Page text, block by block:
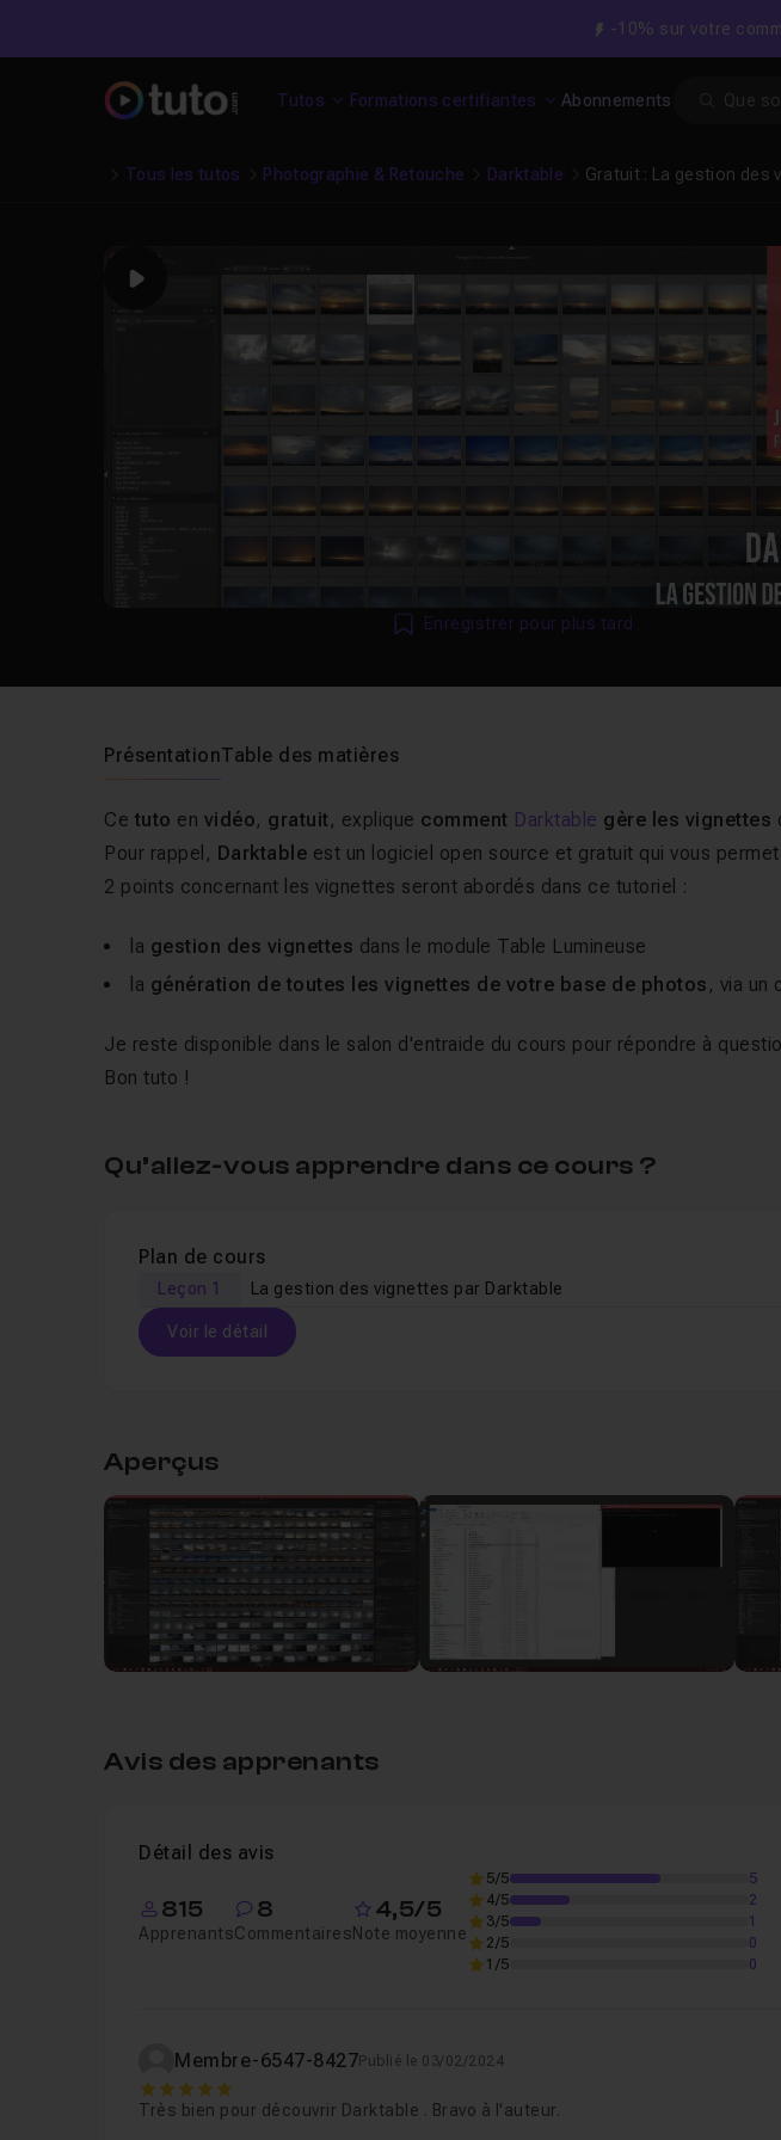
-10% sur votre
Tutos Formations certifiantes Abonnements
Tous les tutos Photographie & Retouche Darktable Gratuit : La gestion des
Play
Enregistrer pour plus tard
PrésentationTable des matières
Ce tuto en vidéo, gratuit , explique comment Darktable gère les vignettes
Pour rappel, Darktable est un logiciel open source et gratuit qui vous
2 points concernant les vignettes seront abordés dans ce tutoriel :
la gestion des vignettes dans le module Table Lumineuse
la génération de toutes les vignettes de votre base de photos , via un
Je reste disponible dans le salon d'entraide du cours pour répondre à
Bon tuto !
Qu’allez-vous apprendre dans ce cours ?
Plan de cours
Leçon 1 La gestion des vignettes par Darktable
Voir le détail
Aperçus
Avis des apprenants
Détail des avis
815
Apprenants
8
Commentaires
4,5/5
Note moyenne
5/5
5
4/5
2
3/5
1
2/5
0
1/5
0
Membre-6547-8427Publié le 03/02/2024
5
Très bien pour découvrir Darktable . Bravo à l'auteur.